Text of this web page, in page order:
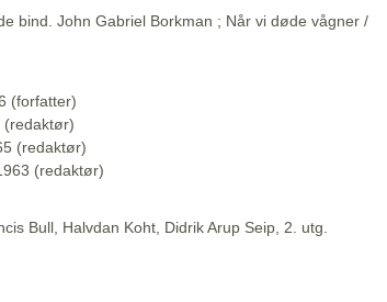
bind. John Gabriel Borkman ; Når vi døde vågner /
(forfatter)
(redaktør)
(redaktør)
(redaktør)
Bull, Halvdan Koht, Didrik Arup Seip, 2. utg.